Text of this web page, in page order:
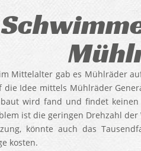
Mittelalter gab es Mühlräder
die Idee mittels Mühlräder
wird fand und findet keinen
ist die geringen Drehzahl
könnte auch das
kosten.